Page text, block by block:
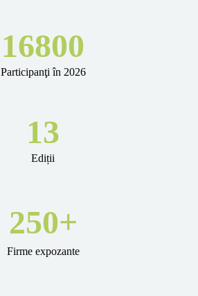
16800
Participanţi în 2026
13
Ediții
250+
Firme expozante